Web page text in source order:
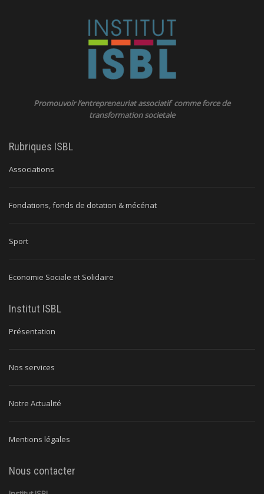
Promouvoir l’entrepreneuriat associatif comme force de
transformation societale
Rubriques ISBL
Associations
Fondations, fonds de dotation & mécénat
Sport
Economie Sociale et Solidaire
Institut ISBL
Présentation
Nos services
Notre Actualité
Mentions légales
Nous contacter